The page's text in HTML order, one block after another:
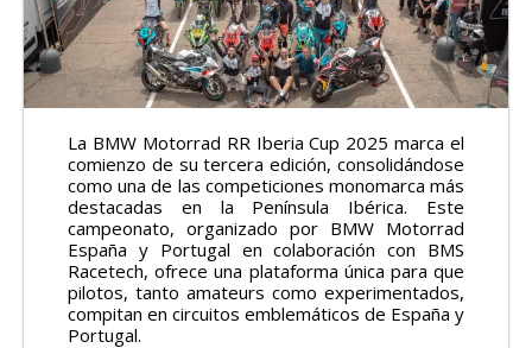
La BMW Motorrad RR Iberia Cup 2025 marca el
comienzo de su tercera edición, consolidándose
como una de las competiciones monomarca más
destacadas en la Península Ibérica. Este
campeonato, organizado por BMW Motorrad
España y Portugal en colaboración con BMS
Racetech, ofrece una plataforma única para que
pilotos, tanto amateurs como experimentados,
compitan en circuitos emblemáticos de España y
Portugal.